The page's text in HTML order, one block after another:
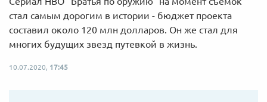
стал самым дорогим в истории - бюджет проекта
составил около 120 млн долларов. Он же стал для
многих будущих звезд путевкой в жизнь.
10.07.2020, 17:45